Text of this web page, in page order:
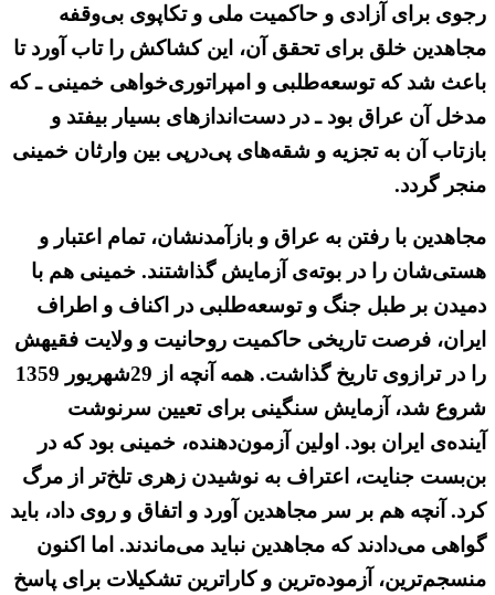
رجوی برای آزادی و حاکمیت ملی و تکاپوی بی‌وقفه
مجاهدین خلق برای تحقق آن، این کشاکش را تاب آورد تا
باعث شد که توسعه‌طلبی و امپراتوری‌خواهی خمینی ـ که
مدخل آن عراق بود ـ در دست‌اندازهای بسیار بیفتد و
بازتاب آن به تجزیه و شقه‌های پی‌درپی بین وارثان خمینی
منجر گردد.
مجاهدین با رفتن به عراق و بازآمدنشان، تمام اعتبار و
هستی‌شان را در بوته‌ی آزمایش گذاشتند. خمینی هم با
دمیدن بر طبل جنگ و توسعه‌طلبی در اکناف و اطراف
ایران، فرصت تاریخی حاکمیت روحانیت و ولایت فقیهش
را در ترازوی تاریخ گذاشت. همه آنچه از 29شهریور 1359
شروع شد، آزمایش سنگینی برای تعیین سرنوشت
آینده‌ی ایران بود. اولین آزمون‌دهنده، خمینی بود که در
بن‌بست جنایت، اعتراف به نوشیدن زهری تلخ‌تر از مرگ
کرد. آنچه هم بر سر مجاهدین آورد و اتفاق و روی داد، باید
گواهی می‌دادند که مجاهدین نباید می‌ماندند. اما اکنون
منسجم‌ترین، آزموده‌ترین و کاراترین تشکیلات برای پاسخ